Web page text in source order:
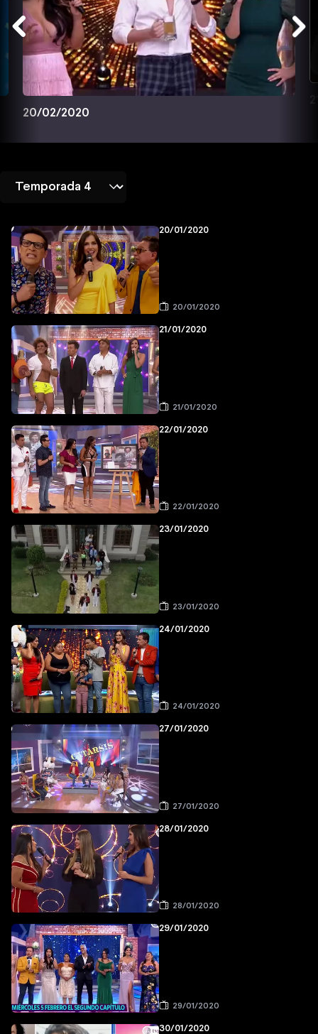
20/02/2020
20/01/2020
20/01/2020
21/01/2020
21/01/2020
22/01/2020
22/01/2020
23/01/2020
23/01/2020
24/01/2020
24/01/2020
27/01/2020
27/01/2020
28/01/2020
28/01/2020
29/01/2020
29/01/2020
30/01/2020